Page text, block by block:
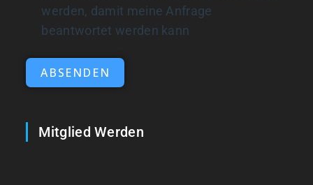
werden, damit meine Anfrage
beantwortet werden kann
ABSENDEN
Mitglied Werden